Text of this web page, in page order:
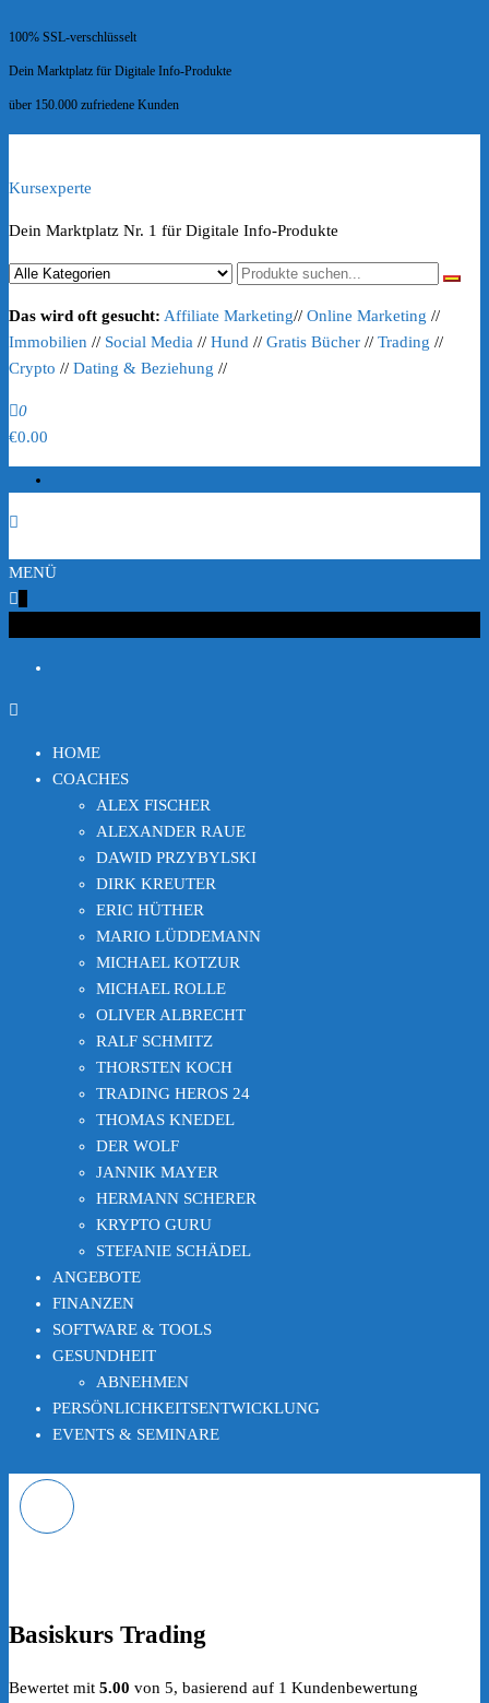
100% SSL-verschlüsselt
Dein Marktplatz für Digitale Info-Produkte
über 150.000 zufriedene Kunden
Kursexperte
Dein Marktplatz Nr. 1 für Digitale Info-Produkte
Das wird oft gesucht: Affiliate Marketing// Online Marketing //
Immobilien // Social Media // Hund // Gratis Bücher // Trading //
Crypto // Dating & Beziehung //
0
€0.00
MENÜ
HOME
COACHES
ALEX FISCHER
ALEXANDER RAUE
DAWID PRZYBYLSKI
DIRK KREUTER
ERIC HÜTHER
MARIO LÜDDEMANN
MICHAEL KOTZUR
MICHAEL ROLLE
OLIVER ALBRECHT
RALF SCHMITZ
THORSTEN KOCH
TRADING HEROS 24
THOMAS KNEDEL
DER WOLF
JANNIK MAYER
HERMANN SCHERER
KRYPTO GURU
STEFANIE SCHÄDEL
ANGEBOTE
FINANZEN
SOFTWARE & TOOLS
GESUNDHEIT
ABNEHMEN
PERSÖNLICHKEITSENTWICKLUNG
EVENTS & SEMINARE
Basiskurs Trading
Bewertet mit 5.00 von 5, basierend auf 1 Kundenbewertung